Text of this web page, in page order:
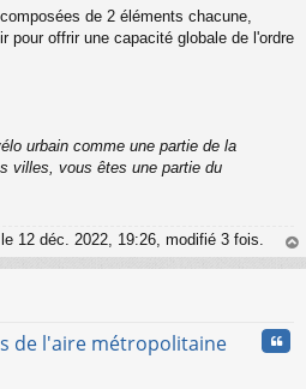
de 2 éléments chacune,
pour offrir une capacité globale de l'ordre
urbain comme une partie de la
villes, vous êtes une partie du
le 12 déc. 2022, 19:26, modifié 3 fois.
au
de l'aire métropolitaine